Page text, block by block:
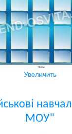
Увеличить
МОУ"